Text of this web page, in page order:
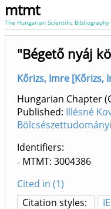
mtmt
The Hungarian Scientific Bibliography
"Bégető nyáj
Kőrizs, Imre
Hungarian Chapter
Published: Illésné
Identifiers
MTMT: 3004386
Cited in (1)
Citation styles: